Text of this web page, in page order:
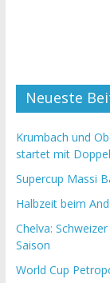
Neueste
Krumbach und
startet mit
Supercup Massi
Halbzeit beim
Chelva:
Saison
World Cup